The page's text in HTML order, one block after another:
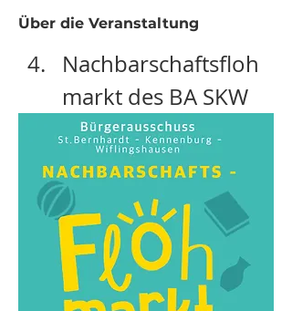
Über die Veranstaltung
Nachbarschaftsfloh
markt des BA SKW